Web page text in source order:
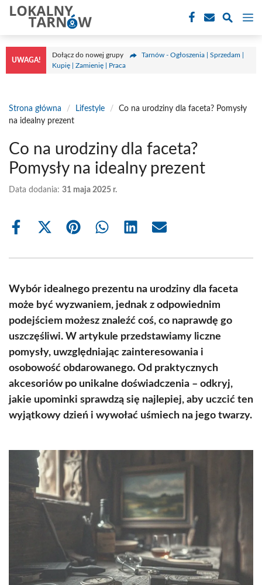
Przejdź
treści
UWAGA!
Dołącz do nowej grupy
Tarnów - Ogłoszenia | Sprzedam |
Kupię | Zamienię | Praca
Strona główna / Lifestyle /
Co na urodziny dla faceta? Pomysły
na idealny prezent
Co na urodziny dla faceta?
Pomysły na idealny prezent
Data dodania: 31 maja 2025 r.
Share
Share
(Twitter)
Share Share Share Share
Wybór idealnego prezentu na urodziny dla faceta
może być wyzwaniem, jednak z odpowiednim
podejściem możesz znaleźć coś, co naprawdę go
uszczęśliwi. W artykule przedstawiamy liczne
pomysły, uwzględniając zainteresowania i
osobowość obdarowanego. Od praktycznych
akcesoriów po unikalne doświadczenia – odkryj,
jakie upominki sprawdzą się najlepiej, aby uczcić ten
wyjątkowy dzień i wywołać uśmiech na jego twarzy.